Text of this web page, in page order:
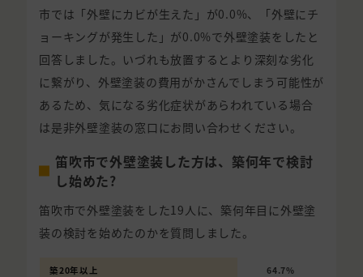
市では「外壁にカビが生えた」が0.0%、「外壁にチ
ョーキングが発生した」が0.0%で外壁塗装をしたと
回答しました。いづれも放置するとより深刻な劣化
に繋がり、外壁塗装の費用がかさんでしまう可能性が
あるため、気になる劣化症状があらわれている場合
は是非外壁塗装の窓口にお問い合わせください。
笛吹市で外壁塗装した方は、築何年で検討
し始めた?
笛吹市で外壁塗装をした19人に、築何年目に外壁塗
装の検討を始めたのかを質問しました。
築20年以上 64.7%